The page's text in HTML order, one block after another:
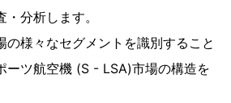
分析します。
の様々なセグメントを識別すること
ーツ航空機 (S - LSA)市場の構造を